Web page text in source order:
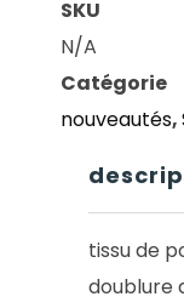
LOGO
HOOD
BLACK/BLACK
SKU
N/A
Catégorie
nouveautés,
tissu de
doublure